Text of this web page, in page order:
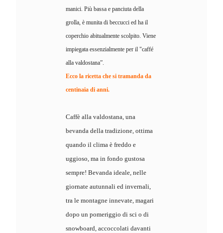
manici. Più bassa e panciuta della
grolla, è munita di beccucci ed ha il
coperchio abitualmente scolpito. Viene
impiegata essenzialmente per il "caffé
alla valdostana”.
Ecco la ricetta che si tramanda da
centinaia di anni.
Caffè alla valdostana, una
bevanda della tradizione, ottima
quando il clima è freddo e
uggioso, ma in fondo gustosa
sempre! Bevanda ideale, nelle
giornate autunnali ed invernali,
tra le montagne innevate, magari
dopo un pomeriggio di sci o di
snowboard, accoccolati davanti